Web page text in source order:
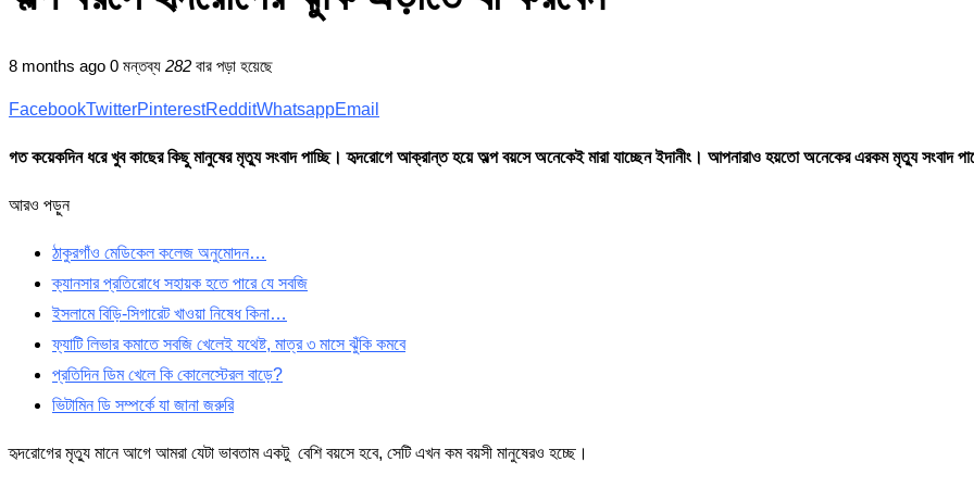
8 months ago 0 মন্তব্য 282 বার পড়া হয়েছে
FacebookTwitterPinterestRedditWhatsappEmail
গত কয়েকদিন ধরে খুব কাছের কিছু মানুষের মৃত্যু সংবাদ পাচ্ছি। হৃদরোগে আক্রান্ত হয়ে অল্প বয়সে অনেকেই মারা যাচ্ছেন ইদানীং। আপনারাও হয়তো অনেকের এরকম মৃত্যু সংবাদ
আরও পড়ুন
ঠাকুরগাঁও মেডিকেল কলেজ অনুমোদন…
ক্যানসার প্রতিরোধে সহায়ক হতে পারে যে সবজি
ইসলামে বিড়ি-সিগারেট খাওয়া নিষেধ কিনা…
ফ্যাটি লিভার কমাতে সবজি খেলেই যথেষ্ট, মাত্র ৩ মাসে ঝুঁকি কমবে
প্রতিদিন ডিম খেলে কি কোলেস্টেরল বাড়ে?
ভিটামিন ডি সম্পর্কে যা জানা জরুরি
হৃদরোগের মৃত্যু মানে আগে আমরা যেটা ভাবতাম একটু বেশি বয়সে হবে, সেটি এখন কম বয়সী মানুষেরও হচ্ছে।